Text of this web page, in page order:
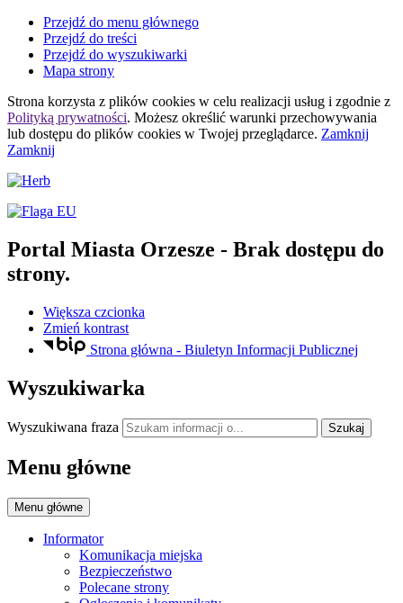
Przejdź do menu głównego
Przejdź do treści
Przejdź do wyszukiwarki
Mapa strony
Strona korzysta z plików cookies w celu realizacji usług i zgodnie z
Polityką prywatności. Możesz określić warunki przechowywania
lub dostępu do plików cookies w Twojej przeglądarce. Zamknij
Zamknij
Portal Miasta Orzesze - Brak dostępu do
strony.
Większa czcionka
Zmień kontrast
Strona główna - Biuletyn Informacji Publicznej
Wyszukiwarka
Wyszukiwana fraza Szukaj
Menu główne
Menu główne
Informator
Komunikacja miejska
Bezpieczeństwo
Polecane strony